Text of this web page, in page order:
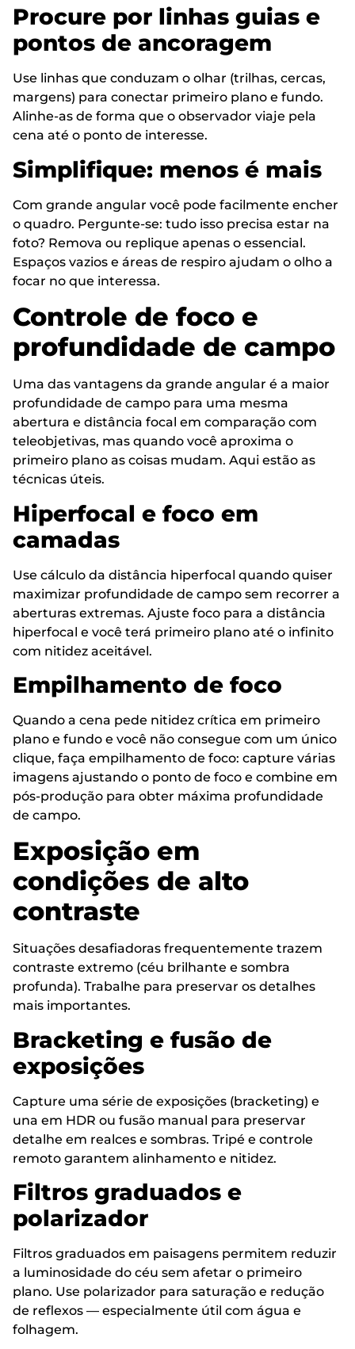
Procure por linhas guias e
pontos de ancoragem
Use linhas que conduzam o olhar (trilhas, cercas,
margens) para conectar primeiro plano e fundo.
Alinhe-as de forma que o observador viaje pela
cena até o ponto de interesse.
Simplifique: menos é mais
Com grande angular você pode facilmente encher
o quadro. Pergunte-se: tudo isso precisa estar na
foto? Remova ou replique apenas o essencial.
Espaços vazios e áreas de respiro ajudam o olho a
focar no que interessa.
Controle de foco e
profundidade de campo
Uma das vantagens da grande angular é a maior
profundidade de campo para uma mesma
abertura e distância focal em comparação com
teleobjetivas, mas quando você aproxima o
primeiro plano as coisas mudam. Aqui estão as
técnicas úteis.
Hiperfocal e foco em
camadas
Use cálculo da distância hiperfocal quando quiser
maximizar profundidade de campo sem recorrer a
aberturas extremas. Ajuste foco para a distância
hiperfocal e você terá primeiro plano até o infinito
com nitidez aceitável.
Empilhamento de foco
Quando a cena pede nitidez crítica em primeiro
plano e fundo e você não consegue com um único
clique, faça empilhamento de foco: capture várias
imagens ajustando o ponto de foco e combine em
pós-produção para obter máxima profundidade
de campo.
Exposição em
condições de alto
contraste
Situações desafiadoras frequentemente trazem
contraste extremo (céu brilhante e sombra
profunda). Trabalhe para preservar os detalhes
mais importantes.
Bracketing e fusão de
exposições
Capture uma série de exposições (bracketing) e
una em HDR ou fusão manual para preservar
detalhe em realces e sombras. Tripé e controle
remoto garantem alinhamento e nitidez.
Filtros graduados e
polarizador
Filtros graduados em paisagens permitem reduzir
a luminosidade do céu sem afetar o primeiro
plano. Use polarizador para saturação e redução
de reflexos — especialmente útil com água e
folhagem.